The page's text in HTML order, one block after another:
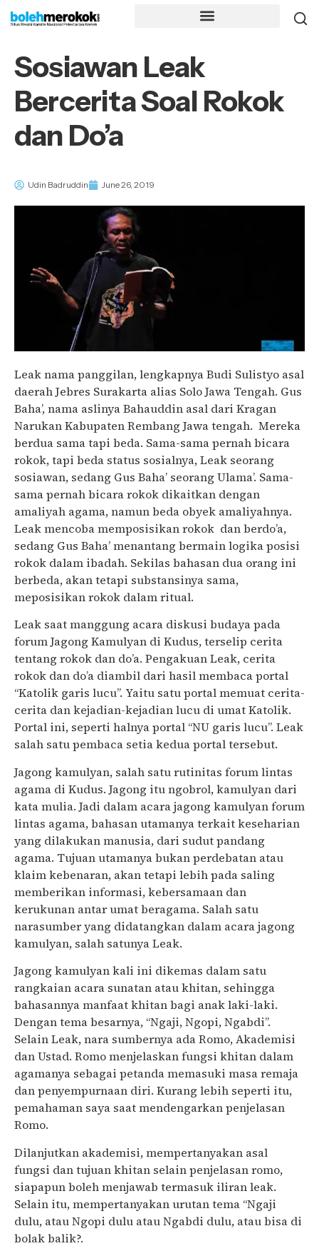
Sosiawan Leak
Bercerita Soal Rokok
dan Do’a
Udin Badruddin June 26, 2019
Leak nama panggilan, lengkapnya Budi Sulistyo asal
daerah Jebres Surakarta alias Solo Jawa Tengah. Gus
Baha’, nama aslinya Bahauddin asal dari Kragan
Narukan Kabupaten Rembang Jawa tengah. Mereka
berdua sama tapi beda. Sama-sama pernah bicara
rokok, tapi beda status sosialnya, Leak seorang
sosiawan, sedang Gus Baha’ seorang Ulama’. Sama-
sama pernah bicara rokok dikaitkan dengan
amaliyah agama, namun beda obyek amaliyahnya.
Leak mencoba memposisikan rokok dan berdo’a,
sedang Gus Baha’ menantang bermain logika posisi
rokok dalam ibadah. Sekilas bahasan dua orang ini
berbeda, akan tetapi substansinya sama,
meposisikan rokok dalam ritual.
Leak saat manggung acara diskusi budaya pada
forum Jagong Kamulyan di Kudus, terselip cerita
tentang rokok dan do’a. Pengakuan Leak, cerita
rokok dan do’a diambil dari hasil membaca portal
“Katolik garis lucu”. Yaitu satu portal memuat cerita-
cerita dan kejadian-kejadian lucu di umat Katolik.
Portal ini, seperti halnya portal “NU garis lucu”. Leak
salah satu pembaca setia kedua portal tersebut.
Jagong kamulyan, salah satu rutinitas forum lintas
agama di Kudus. Jagong itu ngobrol, kamulyan dari
kata mulia. Jadi dalam acara jagong kamulyan forum
lintas agama, bahasan utamanya terkait keseharian
yang dilakukan manusia, dari sudut pandang
agama. Tujuan utamanya bukan perdebatan atau
klaim kebenaran, akan tetapi lebih pada saling
memberikan informasi, kebersamaan dan
kerukunan antar umat beragama. Salah satu
narasumber yang didatangkan dalam acara jagong
kamulyan, salah satunya Leak.
Jagong kamulyan kali ini dikemas dalam satu
rangkaian acara sunatan atau khitan, sehingga
bahasannya manfaat khitan bagi anak laki-laki.
Dengan tema besarnya, “Ngaji, Ngopi, Ngabdi”.
Selain Leak, nara sumbernya ada Romo, Akademisi
dan Ustad. Romo menjelaskan fungsi khitan dalam
agamanya sebagai petanda memasuki masa remaja
dan penyempurnaan diri. Kurang lebih seperti itu,
pemahaman saya saat mendengarkan penjelasan
Romo.
Dilanjutkan akademisi, mempertanyakan asal
fungsi dan tujuan khitan selain penjelasan romo,
siapapun boleh menjawab termasuk iliran leak.
Selain itu, mempertanyakan urutan tema “Ngaji
dulu, atau Ngopi dulu atau Ngabdi dulu, atau bisa di
bolak balik?.